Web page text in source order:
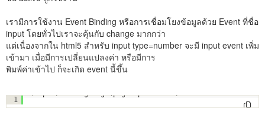
เรามีการใช้งาน Event Binding หรือการเชื่อมโยงข้อมูลด้วย Event ที่ชื่อ
input โดยทั่วไปเราจะคุ้นกับ change มากกว่า
แต่เนื่องจากใน html5 สำหรับ input type=number จะมี input event เพิ่ม
เข้ามา เมื่อมีการเปลี่ยนแปลงค่า หรือมีการ
พิมพ์ค่าเข้าไป ก็จะเกิด event นี้ขึ้น
1